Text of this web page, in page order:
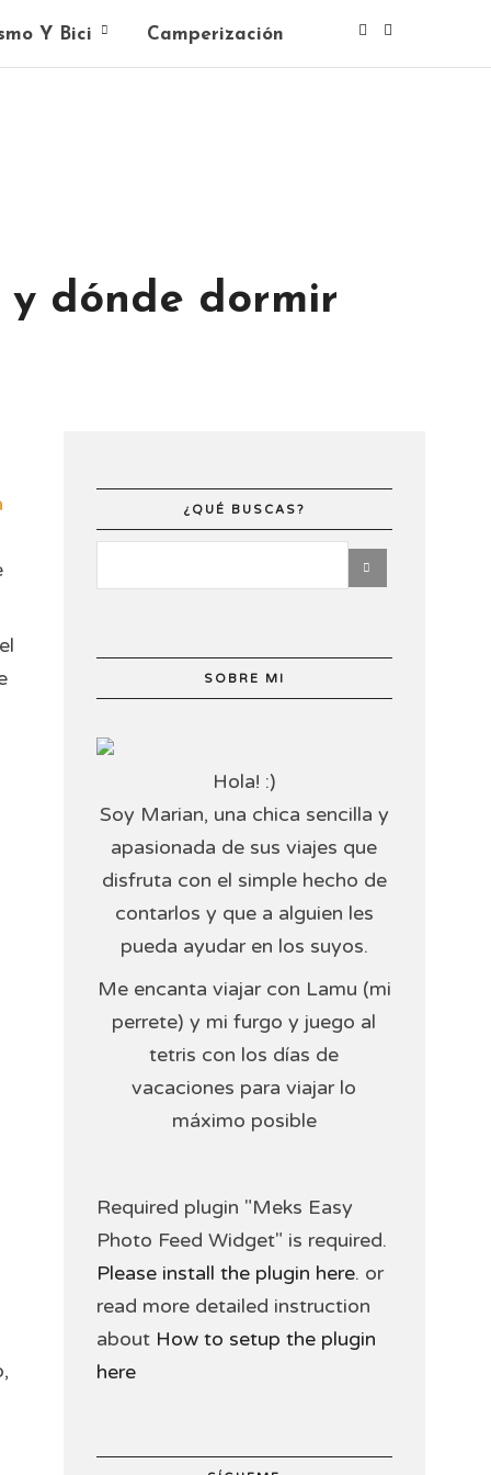
Y Bici Camperización
dónde dormir
¿QUÉ BUSCAS?
SOBRE MI
Hola! :)
Soy Marian, una chica sencilla y
apasionada de sus viajes que
disfruta con el simple hecho de
contarlos y que a alguien les
pueda ayudar en los suyos.
Me encanta viajar con Lamu (mi
perrete) y mi furgo y juego al
tetris con los días de
vacaciones para viajar lo
máximo posible
Required plugin "Meks Easy
Photo Feed Widget" is required.
Please install the plugin here. or
read more detailed instruction
about How to setup the plugin
here